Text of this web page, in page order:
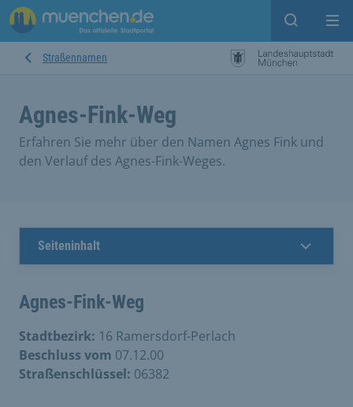
Suche
Straßennamen
Agnes-Fink-Weg
Erfahren Sie mehr über den Namen Agnes Fink und
den Verlauf des Agnes-Fink-Weges.
Seiteninhalt
Agnes-Fink-Weg
Stadtbezirk: 16 Ramersdorf-Perlach
Beschluss vom 07.12.00
Straßenschlüssel: 06382